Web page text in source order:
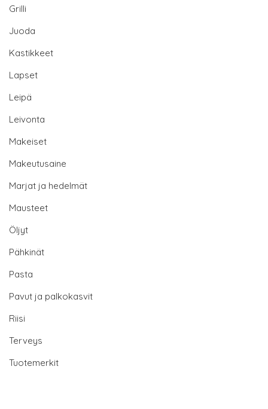
Grilli
Juoda
Kastikkeet
Lapset
Leipä
Leivonta
Makeiset
Makeutusaine
Marjat ja hedelmät
Mausteet
Öljyt
Pähkinät
Pasta
Pavut ja palkokasvit
Riisi
Terveys
Tuotemerkit